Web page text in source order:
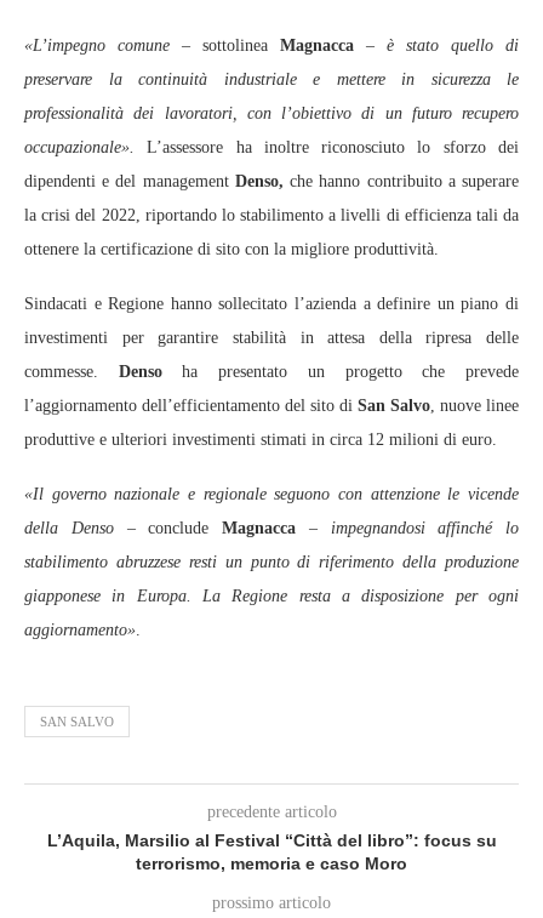
«L’impegno comune – sottolinea Magnacca – è stato quello di
preservare la continuità industriale e mettere in sicurezza le
professionalità dei lavoratori, con l’obiettivo di un futuro recupero
occupazionale».
L’assessore ha inoltre riconosciuto lo sforzo dei
dipendenti e del management Denso, che hanno contribuito a superare
la crisi del 2022, riportando lo stabilimento a livelli di efficienza tali da
ottenere la certificazione di sito con la migliore produttività.
Sindacati e Regione hanno sollecitato l’azienda a definire un piano di
investimenti per garantire stabilità in attesa della ripresa delle
commesse. Densoha presentato un progetto che prevede
l’aggiornamento dell’efficientamento del sito di San Salvo, nuove linee
produttive e ulteriori investimenti stimati in circa 12 milioni di euro.
«Il governo nazionale e regionale seguono con attenzione le vicende
della Denso– conclude Magnacca – impegnandosi affinché lo
stabilimento abruzzese resti un punto di riferimento della produzione
giapponese in Europa. La Regione resta a disposizione per ogni
aggiornamento».
SAN SALVO
precedente articolo
L’Aquila, Marsilio al Festival “Città del libro”: focus su
terrorismo, memoria e caso Moro
prossimo articolo